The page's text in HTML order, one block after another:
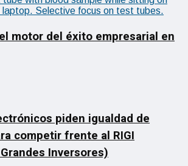
motor del éxito empresarial en
piden igualdad de
competir frente al RIGI
Inversores)